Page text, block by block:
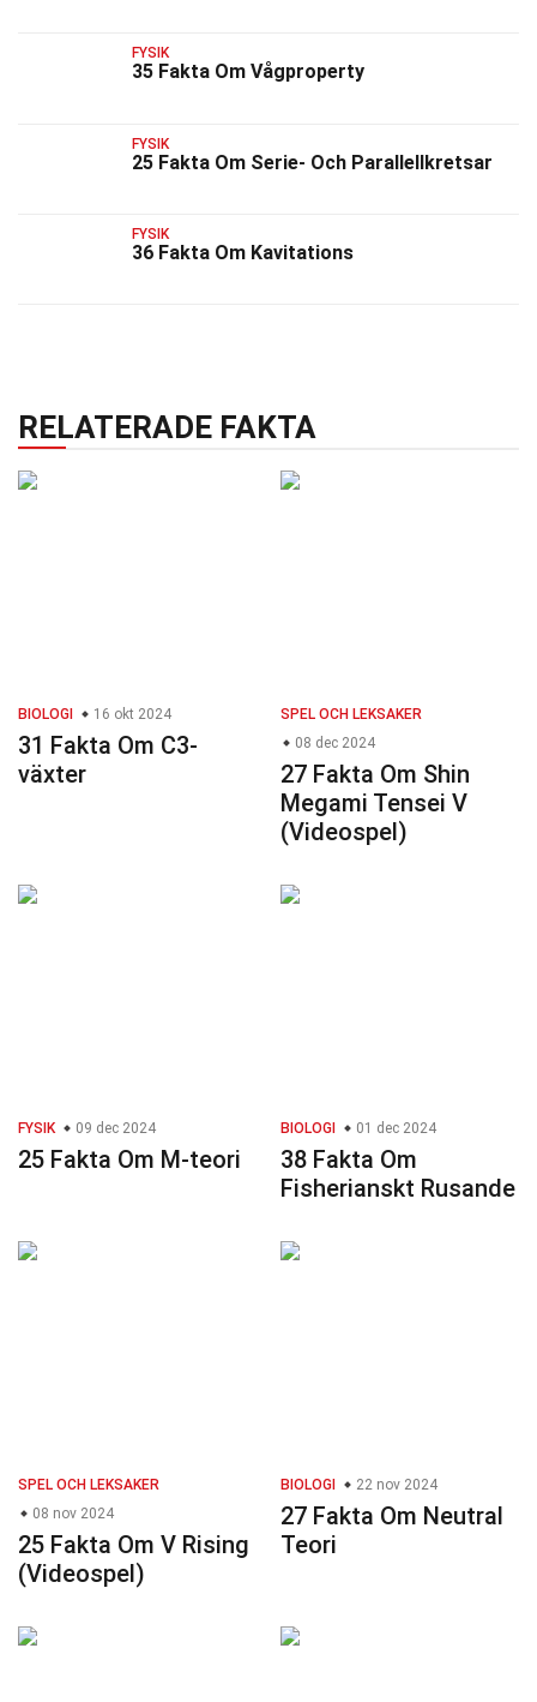
FYSIK
35 Fakta Om Vågproperty
FYSIK
25 Fakta Om Serie- Och Parallellkretsar
FYSIK
36 Fakta Om Kavitations
RELATERADE FAKTA
BIOLOGI 16 okt 2024
31 Fakta Om C3-
växter
SPEL OCH LEKSAKER
08 dec 2024
27 Fakta Om Shin
Megami Tensei V
(Videospel)
FYSIK 09 dec 2024
25 Fakta Om M-teori
BIOLOGI 01 dec 2024
38 Fakta Om
Fisherianskt Rusande
SPEL OCH LEKSAKER
08 nov 2024
25 Fakta Om V Rising
(Videospel)
BIOLOGI 22 nov 2024
27 Fakta Om Neutral
Teori